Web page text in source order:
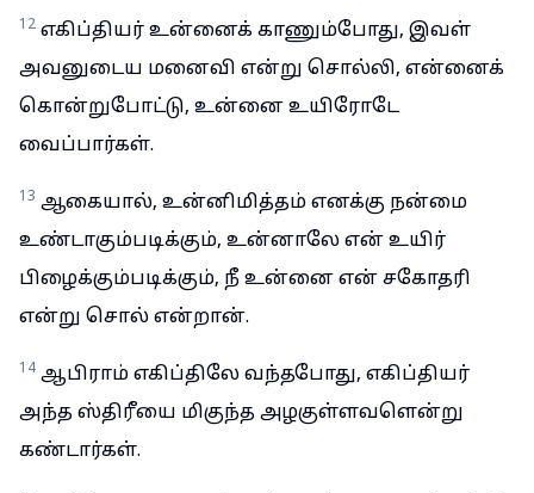
12 எகிப்தியர் உன்னைக் காணும்போது, இவள்
அவனுடைய மனைவி என்று சொல்லி, என்னைக்
கொன்றுபோட்டு, உன்னை உயிரோடே
வைப்பார்கள்.
13 ஆகையால், உன்னிமித்தம் எனக்கு நன்மை
உண்டாகும்படிக்கும், உன்னாலே என் உயிர்
பிழைக்கும்படிக்கும், நீ உன்னை என் சகோதரி
என்று சொல் என்றான்.
14 ஆபிராம் எகிப்திலே வந்தபோது, எகிப்தியர்
அந்த ஸ்திரீயை மிகுந்த அழகுள்ளவளென்று
கண்டார்கள்.